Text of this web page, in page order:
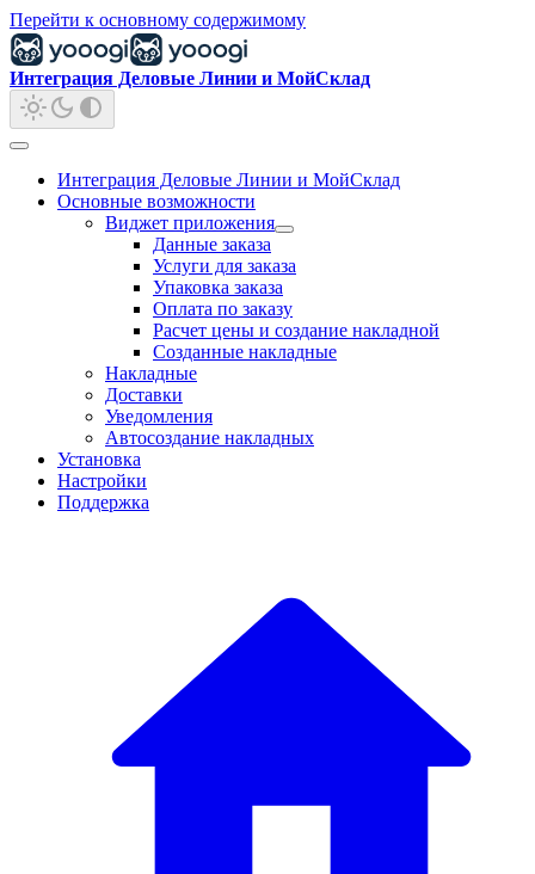
Перейти к основному содержимому
Интеграция Деловые Линии и МойСклад
Интеграция Деловые Линии и МойСклад
Основные возможности
Виджет приложения
Данные заказа
Услуги для заказа
Упаковка заказа
Оплата по заказу
Расчет цены и создание накладной
Созданные накладные
Накладные
Доставки
Уведомления
Автосоздание накладных
Установка
Настройки
Поддержка